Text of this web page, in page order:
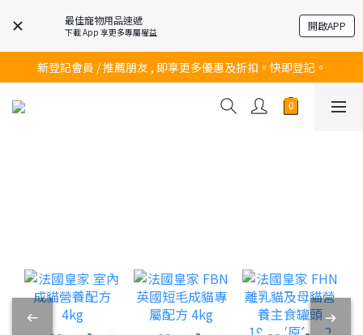
最佳寵物用品速遞
下載 App 享更多專屬權益 開啟APP
訂購滿$200 即可免費送貨!
訂購滿$200 即可免費送貨!
新登記會員 / 推薦朋友 , 即享更多優惠及折扣。快即登記。
訂購滿$200 即可免費送貨!